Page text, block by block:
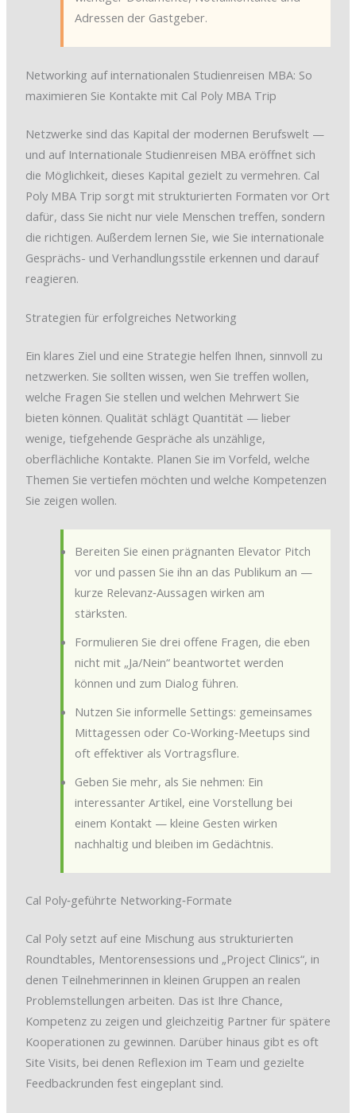
Adressen der Gastgeber.
Networking auf internationalen Studienreisen MBA: So
maximieren Sie Kontakte mit Cal Poly MBA Trip
Netzwerke sind das Kapital der modernen Berufswelt —
und auf Internationale Studienreisen MBA eröffnet sich
die Möglichkeit, dieses Kapital gezielt zu vermehren. Cal
Poly MBA Trip sorgt mit strukturierten Formaten vor Ort
dafür, dass Sie nicht nur viele Menschen treffen, sondern
die richtigen. Außerdem lernen Sie, wie Sie internationale
Gesprächs- und Verhandlungsstile erkennen und darauf
reagieren.
Strategien für erfolgreiches Networking
Ein klares Ziel und eine Strategie helfen Ihnen, sinnvoll zu
netzwerken. Sie sollten wissen, wen Sie treffen wollen,
welche Fragen Sie stellen und welchen Mehrwert Sie
bieten können. Qualität schlägt Quantität — lieber
wenige, tiefgehende Gespräche als unzählige,
oberflächliche Kontakte. Planen Sie im Vorfeld, welche
Themen Sie vertiefen möchten und welche Kompetenzen
Sie zeigen wollen.
Bereiten Sie einen prägnanten Elevator Pitch
vor und passen Sie ihn an das Publikum an —
kurze Relevanz‑Aussagen wirken am
stärksten.
Formulieren Sie drei offene Fragen, die eben
nicht mit „Ja/Nein“ beantwortet werden
können und zum Dialog führen.
Nutzen Sie informelle Settings: gemeinsames
Mittagessen oder Co‑Working‑Meetups sind
oft effektiver als Vortragsflure.
Geben Sie mehr, als Sie nehmen: Ein
interessanter Artikel, eine Vorstellung bei
einem Kontakt — kleine Gesten wirken
nachhaltig und bleiben im Gedächtnis.
Cal Poly‑geführte Networking‑Formate
Cal Poly setzt auf eine Mischung aus strukturierten
Roundtables, Mentorensessions und „Project Clinics“, in
denen Teilnehmerinnen in kleinen Gruppen an realen
Problemstellungen arbeiten. Das ist Ihre Chance,
Kompetenz zu zeigen und gleichzeitig Partner für spätere
Kooperationen zu gewinnen. Darüber hinaus gibt es oft
Site Visits, bei denen Reflexion im Team und gezielte
Feedbackrunden fest eingeplant sind.